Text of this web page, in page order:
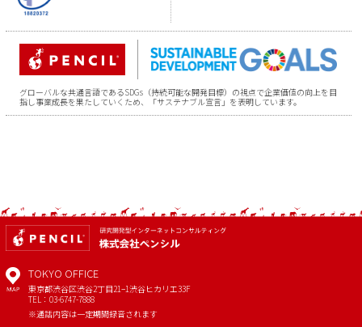
グローバルな共通言語であるSDGs（持続可能な開発目標）の視点で企業価値の向上を目
指し事業成長を果たしていくため、「サステナブル宣言」を表明しています。
MAP
TOKYO OFFICE
東京都渋谷区渋谷2丁目21−1渋谷ヒカリエ33F
TEL：03-6747-7888
※通話内容は一定期間録音されます